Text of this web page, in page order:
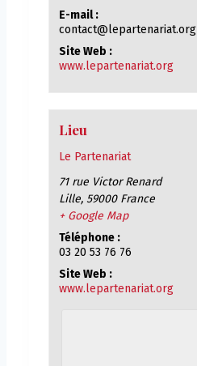
E-mail :
contact@lepartenariat.org
Site Web :
www.lepartenariat.org
Lieu
Le Partenariat
71 rue Victor Renard
Lille, 59000 France
+ Google Map
Téléphone :
03 20 53 76 76
Site Web :
www.lepartenariat.org